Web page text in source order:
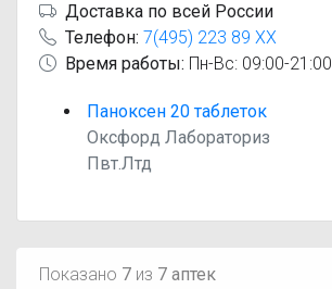
Доставка по всей России
Телефон: 7(495) 223 89 XX
Время работы: Пн-Вс: 09:00-21:00
Паноксен 20 таблеток
Оксфорд Лабораториз
Пвт.Лтд
Показано 7 из 7 аптек